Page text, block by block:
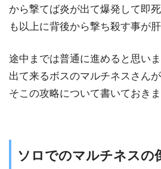
から撃てば炎が出て爆発して即
も以上に背後から撃ち殺す事が肝
途中までは普通に進めると思い
出て来るボスのマルチネスさん
そこの攻略について書いておきま
ソロでのマルチネスの